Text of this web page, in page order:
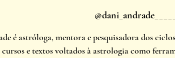
@dani_andrade_____
é astróloga, mentora e pesquisadora dos
e textos voltados à astrologia como